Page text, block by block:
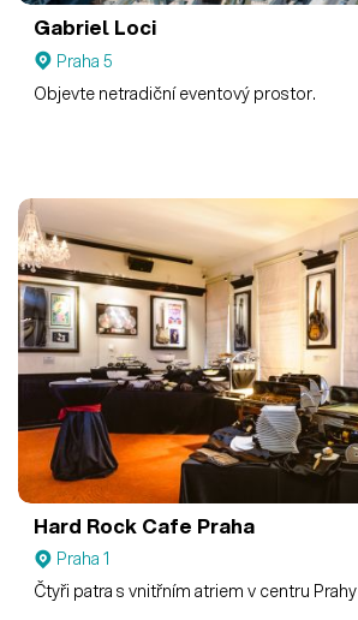
Gabriel Loci
Praha 5
Objevte netradiční eventový prostor.
Hard Rock Cafe Praha
Praha 1
Čtyři patra s vnitřním atriem v centru Prahy